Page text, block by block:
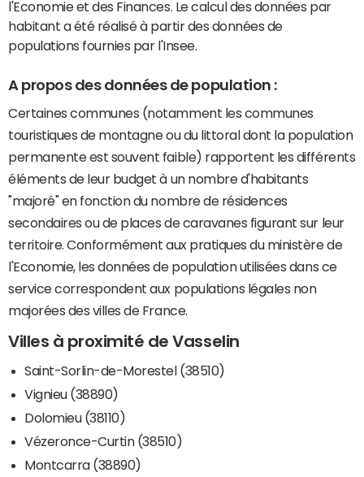
l'Economie et des Finances. Le calcul des données par
habitant a été réalisé à partir des données de
populations fournies par l'Insee.
A propos des données de population :
Certaines communes (notamment les communes
touristiques de montagne ou du littoral dont la population
permanente est souvent faible) rapportent les différents
éléments de leur budget à un nombre d'habitants
"majoré" en fonction du nombre de résidences
secondaires ou de places de caravanes figurant sur leur
territoire. Conformément aux pratiques du ministère de
l'Economie, les données de population utilisées dans ce
service correspondent aux populations légales non
majorées des villes de France.
Villes à proximité de Vasselin
Saint-Sorlin-de-Morestel (38510)
Vignieu (38890)
Dolomieu (38110)
Vézeronce-Curtin (38510)
Montcarra (38890)